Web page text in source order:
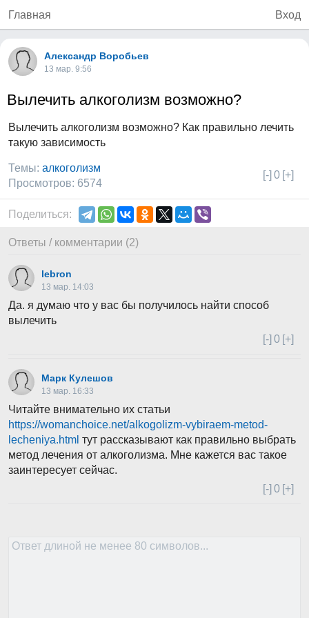
Главная Вход
Александр Воробьев
13 мар. 9:56
Вылечить алкоголизм возможно?
Вылечить алкоголизм возможно? Как правильно лечить
такую зависимость
[-] 0 [+]
Темы: алкоголизм
Просмотров: 6574
Поделиться:
Ответы / комментарии (2)
lebron
13 мар. 14:03
Да. я думаю что у вас бы получилось найти способ
вылечить
[-] 0 [+]
Марк Кулешов
13 мар. 16:33
Читайте внимательно их статьи
https://womanchoice.net/alkogolizm-vybiraem-metod-
lecheniya.html тут рассказывают как правильно выбрать
метод лечения от алкоголизма. Мне кажется вас такое
заинтересует сейчас.
[-] 0 [+]